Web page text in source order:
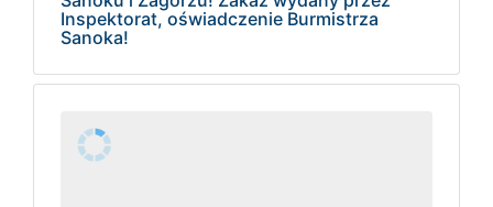
Inspektorat, oświadczenie Burmistrza
Sanoka!